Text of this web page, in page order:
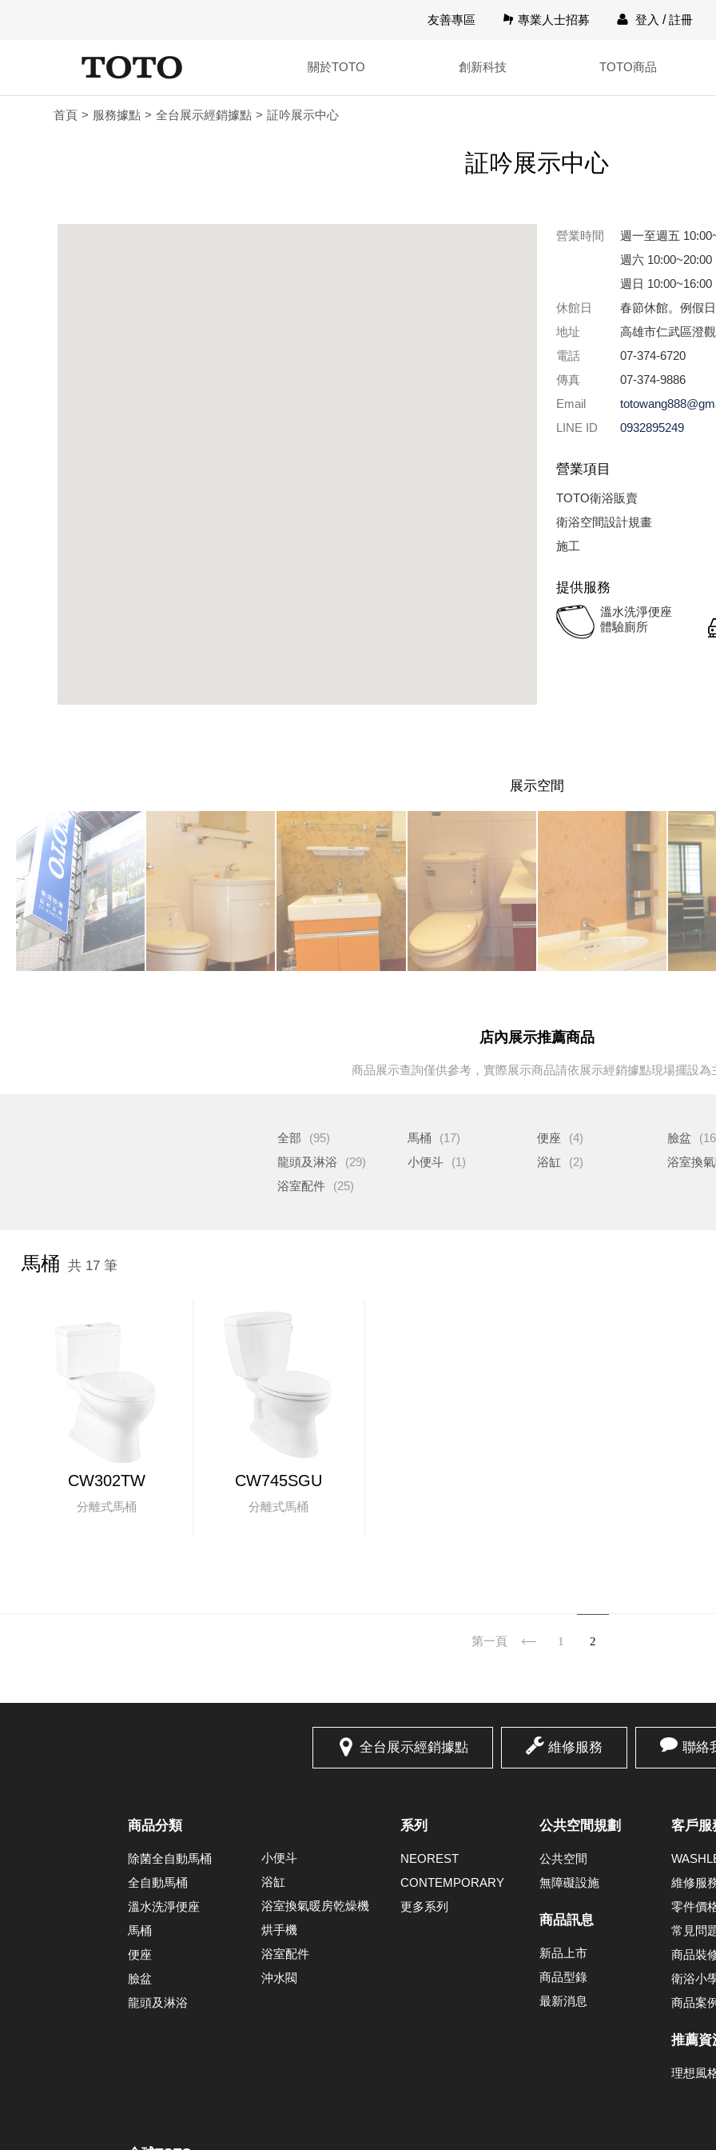
友善專區 專業人士招募 登入 /註冊
關於TOTO 創新科技 TOTO商品
首頁 服務據點 全台展示經銷據點 証吟展示中心
証吟展示中心
營業時間
週一至週五
週六 10:00~20:00
週日 10:00~16:00
休館日
春節休館。例假
地址
高雄市仁武區澄
電話
07-374-6720
傳真
07-374-9886
Email
LINE ID
0932895249
營業項目
TOTO衛浴販賣
衛浴空間設計規畫
施工
提供服務
溫水洗淨便座
體驗廁所
展示空間
店內展示推薦商品
商品展示查詢僅供參考，實際展示商品請依展示經銷據點現場擺設為
全部 (95) 馬桶 (17) 便座 (4) 臉盆
龍頭及淋浴
(29) 小便斗 (1) 浴缸 (2)
浴室換
浴室配件
(25)
馬桶 共 17 筆
CW302TW
分離式馬桶
CW745SGU
分離式馬桶
第一頁 1 2
全台展示經銷據點 維修服務 聯絡
商品分類
除菌全自動馬桶
全自動馬桶
溫水洗淨便座
馬桶
便座
臉盆
龍頭及淋浴
小便斗
浴缸
浴室換氣暖房乾燥機
烘手機
浴室配件
沖水閥
系列
NEOREST
CONTEMPORARY
更多系列
公共空間規劃
公共空間
無障礙設施
商品訊息
新品上市
商品型錄
最新消息
客戶服
維修服
零件價
常見問
商品裝
衛浴小
商品案
推薦資
理想風